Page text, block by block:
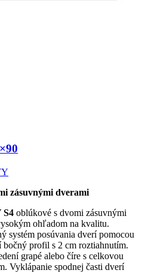
zásuvnými dverami
S4 oblúkové s dvomi zásuvnými
ohľadom na kvalitu.
systém posúvania dverí pomocou
profil s 2 cm roztiahnutím.
grapé alebo číre s celkovou
Vyklápanie spodnej časti dverí